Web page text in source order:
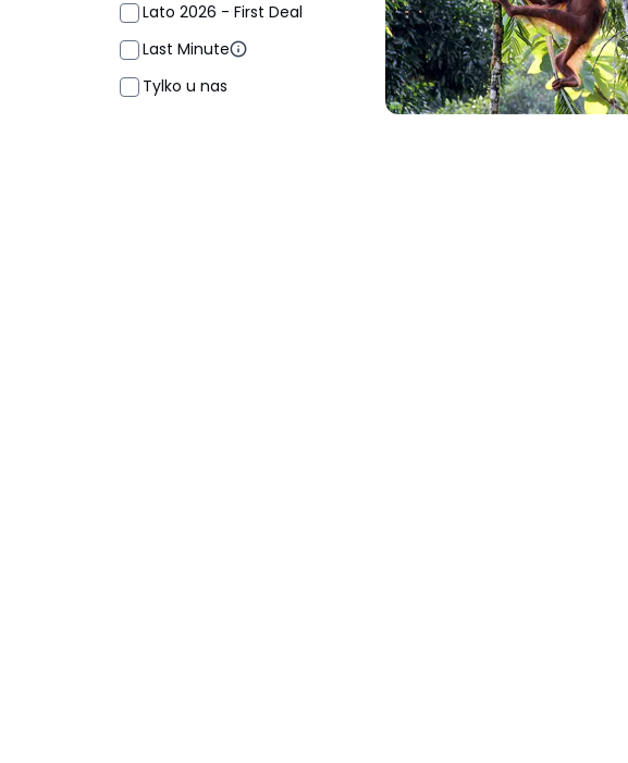
Lato 2026 - First Deal
Last Minute
Tylko u nas